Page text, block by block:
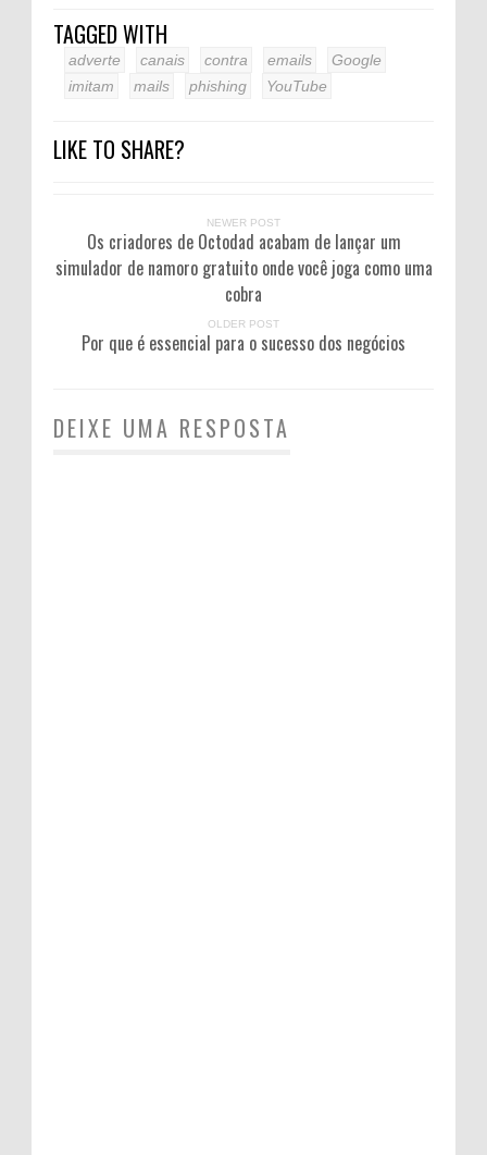
TAGGED WITH
adverte canais contra emails
Google
imitam
mails phishing YouTube
LIKE TO SHARE?
NEWER POST
Os criadores de Octodad acabam de lançar um
simulador de namoro gratuito onde você joga como uma
cobra
OLDER POST
Por que é essencial para o sucesso dos negócios
DEIXE UMA RESPOSTA